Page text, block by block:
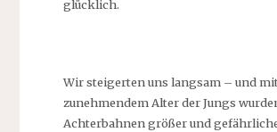
glücklich.
Wir steigerten uns langsam – und
zunehmendem Alter der Jungs
Achterbahnen größer und